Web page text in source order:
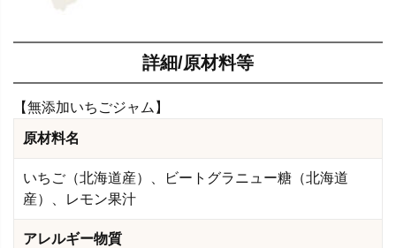
詳細/原材料等
【無添加いちごジャム】
原材料名
いちご（北海道産）、ビートグラニュー糖（北海道
産）、レモン果汁
アレルギー物質